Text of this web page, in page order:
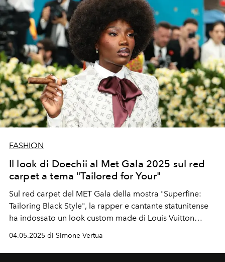
FASHION
Il look di Doechii al Met Gala 2025 sul red
carpet a tema "Tailored for Your"
Sul red carpet del MET Gala della mostra "Superfine:
Tailoring Black Style", la rapper e cantante statunitense
ha indossato un look custom made di Louis Vuitton
Pharrell Williams.
04.05.2025 di Simone Vertua